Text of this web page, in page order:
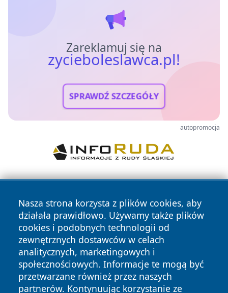
Zareklamuj się na
zycieboleslawca.pl!
SPRAWDŹ SZCZEGÓŁY
autopromocja
Nasza strona korzysta z plików cookies, aby
działała prawidłowo. Używamy także plików
cookies i podobnych technologii od
zewnętrznych dostawców w celach
analitycznych, marketingowych i
społecznościowych. Informacje te mogą być
przetwarzane również przez naszych
partnerów. Kontynuując korzystanie ze
Copyright © 2026 zycieboleslawca.pl Wszystkie prawa
zastrzeżone.
Polityka Polityka